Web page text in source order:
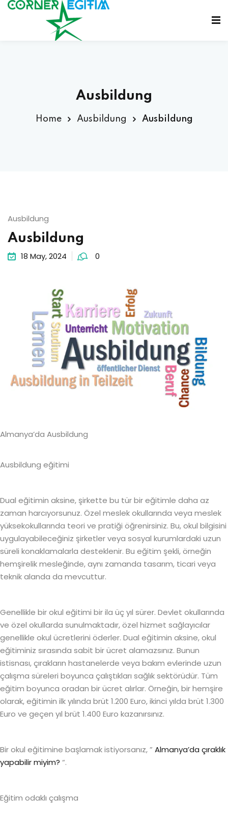
Ausbildung
Home Ausbildung Ausbildung
Ausbildung
Ausbildung
18 May, 2024 0
Almanya’da Ausbildung
Ausbildung eğitimi
Dual eğitimin aksine, şirkette bu tür bir eğitimle daha az
zaman harcıyorsunuz. Özel meslek okullarında veya meslek
yüksekokullarında teori ve pratiği öğrenirsiniz. Bu, okul bilgisini
uygulayabileceğiniz şirketler veya sosyal kurumlardaki uzun
süreli konaklamalarla desteklenir. Bu eğitim şekli, örneğin
hemşirelik mesleğinde, aynı zamanda tasarım, ticari veya
teknik alanda da mevcuttur.
Genellikle bir okul eğitimi bir ila üç yıl sürer. Devlet okullarında
ve özel okullarda sunulmaktadır, özel hizmet sağlayıcılar
genellikle okul ücretlerini öderler. Dual eğitimin aksine, okul
eğitiminiz sırasında sabit bir ücret alamazsınız. Bunun
istisnası, çırakların hastanelerde veya bakım evlerinde uzun
çalışma süreleri boyunca çalıştıkları sağlık sektörüdür. Tüm
eğitim boyunca oradan bir ücret alırlar. Örneğin, bir hemşire
olarak, eğitimin ilk yılında brüt 1.200 Euro, ikinci yılda brüt 1.300
Euro ve geçen yıl brüt 1.400 Euro kazanırsınız.
Bir okul eğitimine başlamak istiyorsanız, ” Almanya’da çıraklık
yapabilir miyim? “.
Eğitim odaklı çalışma
Sign in